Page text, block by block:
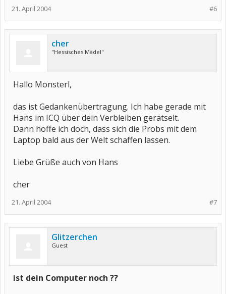
#6
21. April 2004
cher
"Hessisches Mädel"
Hallo Monsterl,
das ist Gedankenübertragung. Ich habe gerade mit
Hans im ICQ über dein Verbleiben gerätselt.
Dann hoffe ich doch, dass sich die Probs mit dem
Laptop bald aus der Welt schaffen lassen.
Liebe Grüße auch von Hans
cher
#7
21. April 2004
Glitzerchen
Guest
ist dein Computer noch ??